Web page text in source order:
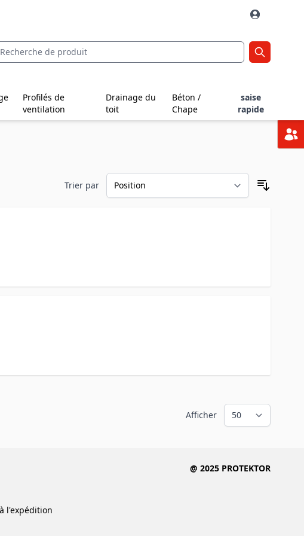
Profilés de
ventilation
Drainage du
toit
Béton /
Chape
saise
rapide
Trier par
Afficher
l'expédition
@ 2025 PROTEKTOR